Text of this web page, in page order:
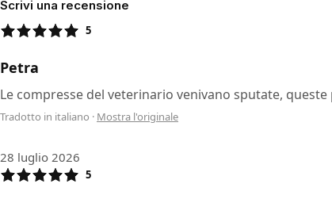
Scrivi una recensione
5
Petra
Le compresse del veterinario venivano sputate,
Tradotto in italiano · Mostra l'originale
28 luglio 2026
5